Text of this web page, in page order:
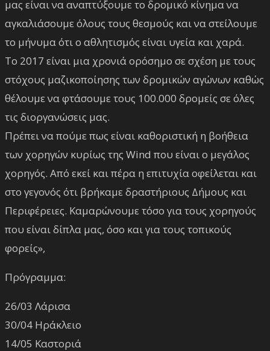
μας είναι να αναπτύξουμε το δρομικό κίνημα να
αγκαλιάσουμε όλους τους θεσμούς και να στείλουμε
το μήνυμα ότι ο αθλητισμός είναι υγεία και χαρά.
Το 2017 είναι μια χρονιά ορόσημο σε σχέση με τους
στόχους μαζικοποίησης των δρομικών αγώνων καθώς
θέλουμε να φτάσουμε τους 100.000 δρομείς σε όλες
τις διοργανώσεις μας.
Πρέπει να πούμε πως είναι καθοριστική η βοήθεια
των χορηγών κυρίως της Wind που είναι ο μεγάλος
χορηγός. Από εκεί και πέρα η επιτυχία οφείλεται και
στο γεγονός ότι βρήκαμε δραστήριους Δήμους και
Περιφέρειες. Καμαρώνουμε τόσο για τους χορηγούς
που είναι δίπλα μας, όσο και για τους τοπικούς
φορείς»,
Πρόγραμμα:
26/03 Λάρισα
30/04 Ηράκλειο
14/05 Καστοριά